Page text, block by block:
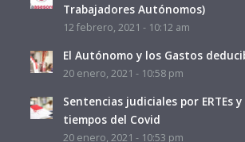
Trabajadores Autónomos)
12 febrero, 2021 - 10:12 am
El Autónomo y los Gastos
20 enero, 2021 - 10:58 pm
Sentencias judiciales por ERTEs
tiempos del Covid
20 enero, 2021 - 10:53 pm